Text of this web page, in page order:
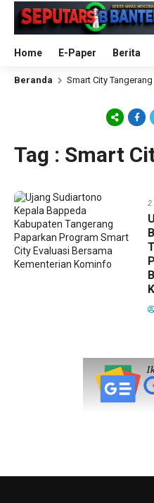
Home E-Paper Berita
Beranda Smart City Tangerang
Tag : Smart
2